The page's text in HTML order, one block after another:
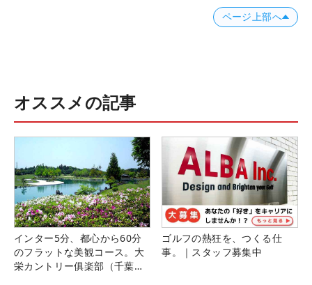
ページ上部へ
オススメの記事
インター5分、都心から60分
のフラットな美観コース。大
栄カントリー俱楽部（千葉
ゴルフの熱狂を、つくる仕
事。｜スタッフ募集中